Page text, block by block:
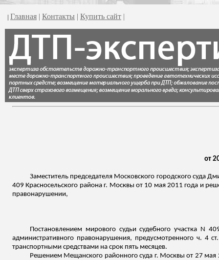
| Главная | Контакты | Купить сайт |
от
Заместитель председателя Московского городского суда
409 Красносельского района г. Москвы от 10 мая 2011 года и
правонарушении,
Постановлением мирового судьи судебного участка N
административного правонарушения, предусмотренного ч. 4
транспортными средствами на срок пять месяцев.
Решением Мещанского районного суда г. Москвы от 27 мая